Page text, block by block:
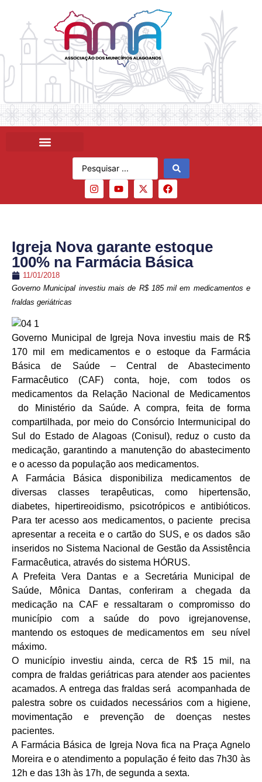
Igreja Nova garante estoque
100% na Farmácia Básica
11/01/2018
Governo Municipal investiu mais de R$ 185 mil em medicamentos e
fraldas geriátricas
Governo Municipal de Igreja Nova investiu mais de R$
170 mil em medicamentos e o estoque da Farmácia
Básica de Saúde – Central de Abastecimento
Farmacêutico (CAF) conta, hoje, com todos os
medicamentos da Relação Nacional de Medicamentos
do Ministério da Saúde. A compra, feita de forma
compartilhada, por meio do Consórcio Intermunicipal do
Sul do Estado de Alagoas (Conisul), reduz o custo da
medicação, garantindo a manutenção do abastecimento
e o acesso da população aos medicamentos.
A Farmácia Básica disponibiliza medicamentos de
diversas classes terapêuticas, como hipertensão,
diabetes, hipertireoidismo, psicotrópicos e antibióticos.
Para ter acesso aos medicamentos, o paciente precisa
apresentar a receita e o cartão do SUS, e os dados são
inseridos no Sistema Nacional de Gestão da Assistência
Farmacêutica, através do sistema HÓRUS.
A Prefeita Vera Dantas e a Secretária Municipal de
Saúde, Mônica Dantas, conferiram a chegada da
medicação na CAF e ressaltaram o compromisso do
município com a saúde do povo igrejanovense,
mantendo os estoques de medicamentos em seu nível
máximo.
O município investiu ainda, cerca de R$ 15 mil, na
compra de fraldas geriátricas para atender aos pacientes
acamados. A entrega das fraldas será acompanhada de
palestra sobre os cuidados necessários com a higiene,
movimentação e prevenção de doenças nestes
pacientes.
A Farmácia Básica de Igreja Nova fica na Praça Agnelo
Moreira e o atendimento a população é feito das 7h30 às
12h e das 13h às 17h, de segunda a sexta.